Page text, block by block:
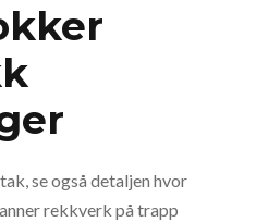
se også detaljen hvor
rekkverk på trapp